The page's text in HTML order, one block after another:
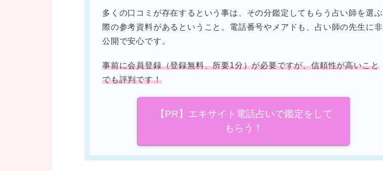
多くの口コミが存在するという事は、その分鑑定してもらう占い師を選ぶ
際の参考資料があるということ。電話番号やメアドも、占い師の先生に非
公開で安心です。
事前に会員登録（登録無料、所要1分）が必要ですが、信頼性が高いこと
でも評判です！
【PR】エキサイト電話占いで鑑定をして
もらう！